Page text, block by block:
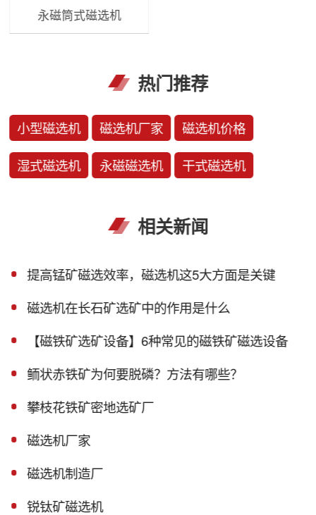
永磁筒式磁选机
热门推荐
小型磁选机 磁选机厂家 磁选机价格
湿式磁选机 永磁磁选机 干式磁选机
相关新闻
提高锰矿磁选效率，磁选机这5大方面是关键
磁选机在长石矿选矿中的作用是什么
【磁铁矿选矿设备】6种常见的磁铁矿磁选设备
鲕状赤铁矿为何要脱磷？方法有哪些？
攀枝花铁矿密地选矿厂
磁选机厂家
磁选机制造厂
锐钛矿磁选机